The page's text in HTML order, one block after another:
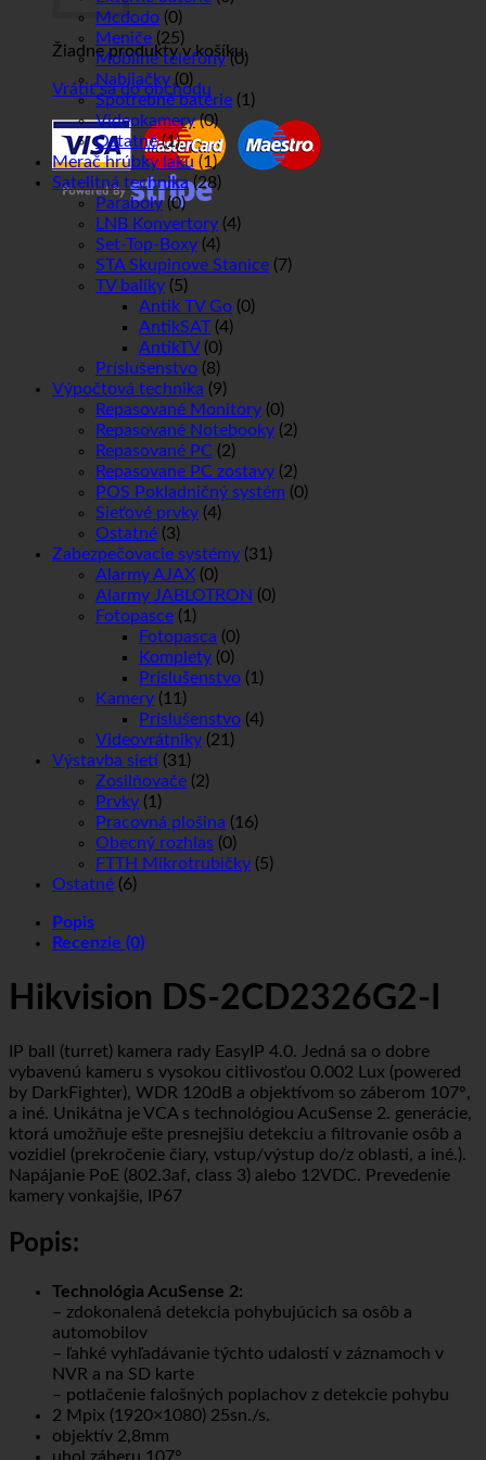
Žiadne produkty v košíku.
Vrátiť sa do obchodu
Mcdodo (0)
Meniče (25)
Mobilné telefóny (0)
Nabíjačky (0)
Spotrebné batérie (1)
Videokamery (0)
Ostatné (1)
Merač hrúbky laku (1)
Satelitná technika (28)
Paraboly (0)
LNB Konvertory (4)
Set-Top-Boxy (4)
STA Skupinove Stanice (7)
TV balíky (5)
Antik TV Go (0)
AntikSAT (4)
AntikTV (0)
Príslušenstvo (8)
Výpočtová technika (9)
Repasované Monitory (0)
Repasované Notebooky (2)
Repasované PC (2)
Repasovane PC zostavy (2)
POS Pokladničný systém (0)
Sieťové prvky (4)
Ostatné (3)
Zabezpečovacie systémy (31)
Alarmy AJAX (0)
Alarmy JABLOTRON (0)
Fotopasce (1)
Fotopasca (0)
Komplety (0)
Príslušenstvo (1)
Kamery (11)
Príslušenstvo (4)
Videovrátniky (21)
Výstavba sietí (31)
Zosilňovače (2)
Prvky (1)
Pracovná plošina (16)
Obecný rozhlas (0)
FTTH Mikrotrubičky (5)
Ostatné (6)
Popis
Recenzie (0)
Hikvision DS-2CD2326G2-I
IP ball (turret) kamera rady EasyIP 4.0. Jedná sa o dobre
vybavenú kameru s vysokou citlivosťou 0.002 Lux (powered
by DarkFighter), WDR 120dB a objektívom so záberom 107°,
a iné. Unikátna je VCA s technológiou AcuSense 2. generácie,
ktorá umožňuje ešte presnejšiu detekciu a filtrovanie osôb a
vozidiel (prekročenie čiary, vstup/výstup do/z oblasti, a iné.).
Napájanie PoE (802.3af, class 3) alebo 12VDC. Prevedenie
kamery vonkajšie, IP67
Popis:
Technológia AcuSense 2:
– zdokonalená detekcia pohybujúcich sa osôb a
automobilov
– ľahké vyhľadávanie týchto udalostí v záznamoch v
NVR a na SD karte
– potlačenie falošných poplachov z detekcie pohybu
2 Mpix (1920×1080) 25sn./s.
objektív 2,8mm